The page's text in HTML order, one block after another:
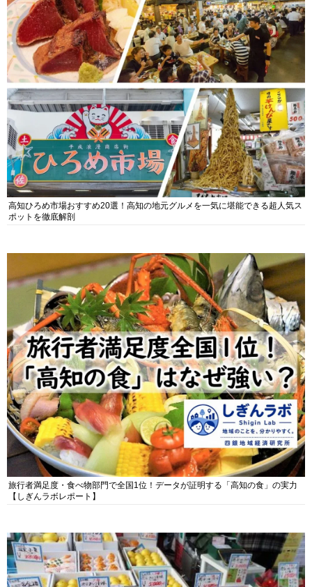
高知ひろめ市場おすすめ20選！高知の地元グルメを一気に堪能できる超人気ス
ポットを徹底解剖
旅行者満足度・食べ物部門で全国1位！データが証明する「高知の食」の実力
【しぎんラボレポート】